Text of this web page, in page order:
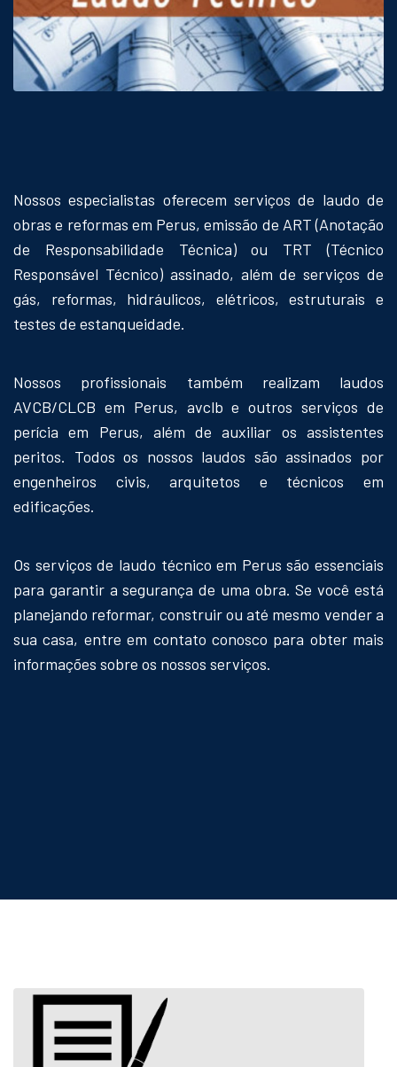
Nossos especialistas oferecem serviços de laudo de
obras e reformas em Perus, emissão de ART (Anotação
de Responsabilidade Técnica) ou TRT (Técnico
Responsável Técnico) assinado, além de serviços de
gás, reformas, hidráulicos, elétricos, estruturais e
testes de estanqueidade.
Nossos profissionais também realizam laudos
AVCB/CLCB em Perus, avclb e outros serviços de
perícia em Perus, além de auxiliar os assistentes
peritos. Todos os nossos laudos são assinados por
engenheiros civis, arquitetos e técnicos em
edificações.
Os serviços de laudo técnico em Perus são essenciais
para garantir a segurança de uma obra. Se você está
planejando reformar, construir ou até mesmo vender a
sua casa, entre em contato conosco para obter mais
informações sobre os nossos serviços.